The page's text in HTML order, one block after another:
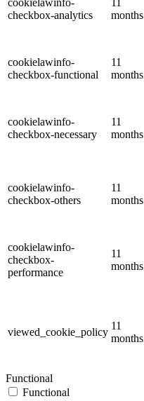
checkbox-analytics
months
cookielawinfo-
checkbox-functional
11
months
cookielawinfo-
checkbox-necessary
11
months
cookielawinfo-
checkbox-others
11
months
cookielawinfo-
checkbox-
performance
11
months
viewed_cookie_policy
11
months
Functional
Functional